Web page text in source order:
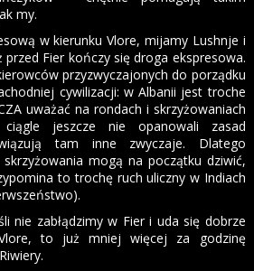
my.
w kierunku Vlore, mijamy Lushnje i
przed Fier kończy się droga ekspresowa.
przyzwyczajonych do porządku
cywilizacji: w Albanii jest troche
uważać na rondach i skrzyżowaniach
jeszcze nie opanowali zasad
tam inne zwyczaje. Dlatego
mogą na początku dziwić,
to trochę ruch uliczny w Indiach
nie zabłądzimy w Fier i uda się dobrze
to już mniej więcej za godzinę